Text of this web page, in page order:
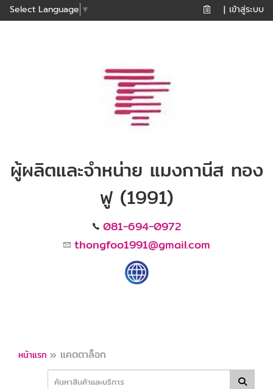
Select Language ▼ | เข้าสู่ระบบ
ผู้ผลิตและจำหน่าย แมงกานีส ทอง
ฟู (1991)
081-694-0972
thongfoo1991@gmail.com
หน้าแรก » แคตตาล็อก